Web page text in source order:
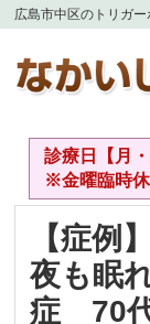
広島市中区のトリガ
診療日【月
※金曜臨時
【症例
夜も眠
症 70